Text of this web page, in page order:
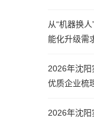
从“机器换
能化升级需
2026年沈
优质企业梳
2026年沈